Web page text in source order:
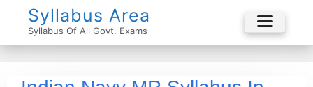
Syllabus Area
Syllabus Of All Govt. Exams
Menu